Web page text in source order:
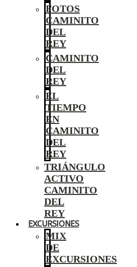
FOTOS
CAMINITO
DEL
REY
CAMINITO
DEL
REY
EL
TIEMPO
EN
CAMINITO
DEL
REY
TRIÁNGULO
ACTIVO
CAMINITO
DEL
REY
EXCURSIONES
MIX
DE
EXCURSIONES